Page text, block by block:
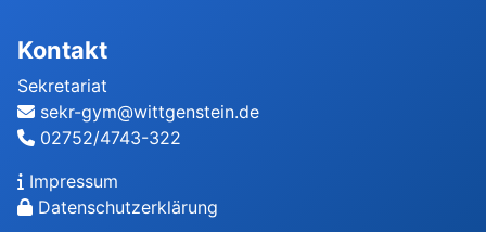
Kontakt
Sekretariat
sekr-gym@wittgenstein.de
02752/4743-322
Impressum
Datenschutzerklärung